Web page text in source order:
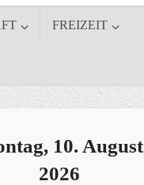
FREIZEIT
10. August
2026